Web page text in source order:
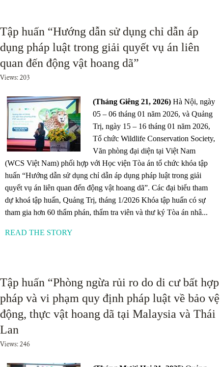
Tập huấn “Hướng dẫn sử dụng chỉ dẫn áp
dụng pháp luật trong giải quyết vụ án liên
quan đến động vật hoang dã”
Views: 203
(Tháng Giêng 21, 2026) Hà Nội, ngày
05 – 06 tháng 01 năm 2026, và Quảng
Trị, ngày 15 – 16 tháng 01 năm 2026,
Tổ chức Wildlife Conservation Society,
Văn phòng đại diện tại Việt Nam
(WCS Việt Nam) phối hợp với Học viện Tòa án tổ chức khóa tập
huấn “Hướng dẫn sử dụng chỉ dẫn áp dụng pháp luật trong giải
quyết vụ án liên quan đến động vật hoang dã”. Các đại biểu tham
dự khoá tập huấn, Quảng Trị, tháng 1/2026 Khóa tập huấn có sự
tham gia hơn 60 thẩm phán, thẩm tra viên và thư ký Tòa án nhâ...
READ THE STORY
Tập huấn “Phòng ngừa rủi ro do di cư bất hợp
pháp và vi phạm quy định pháp luật về bảo vệ
động, thực vật hoang dã tại Malaysia và Thái
Lan
Views: 246